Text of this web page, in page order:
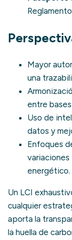
Mayor
una
entre
Uso de
datos y
Enfoques
variaciones
energético.
Un LCI
cualquier
aporta la
la huella de